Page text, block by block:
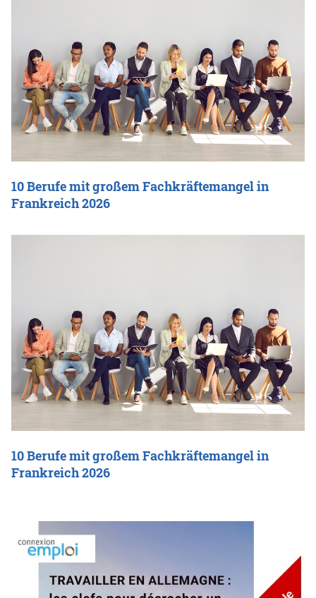
10 Berufe mit großem Fachkräftemangel in
Frankreich 2026
10 Berufe mit großem Fachkräftemangel in
Frankreich 2026